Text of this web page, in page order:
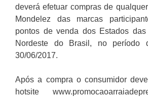
deverá efetuar compras de
Mondelez das marcas
pontos de venda dos Estados
Nordeste do Brasil, no período
30/06/2017.
Após a compra o consumidor
hotsite